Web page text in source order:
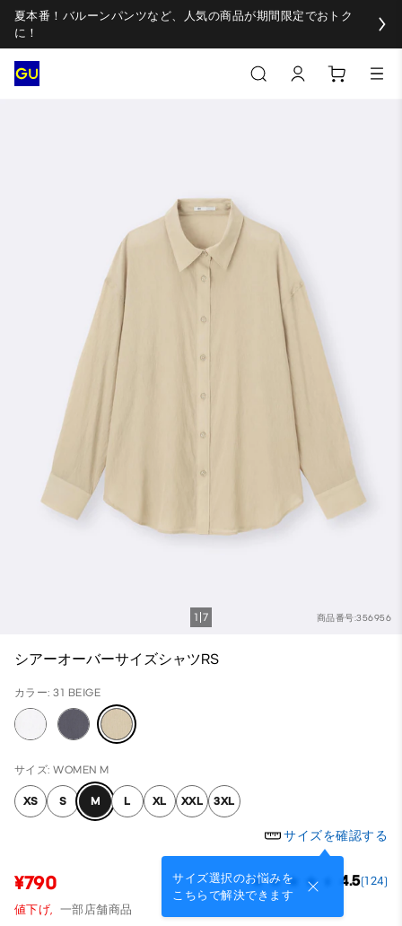
夏本番！バルーンパンツなど、人気の商品が期間限定でおトク
に！
商品番号:356956
1 7
シアーオーバーサイズシャツRS
カラー: 31 BEIGE
サイズ: WOMEN M
XS S M L XL XXL 3XL
サイズを確認する
サイズ選択のお悩みを
こちらで解決できます
¥790 4.5(124)
値下げ, 一部店舗商品